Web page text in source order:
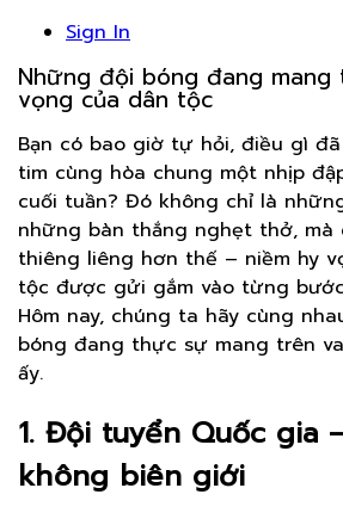
Sign In
Những đội bóng đang mang
vọng của dân tộc
Bạn có bao giờ tự hỏi, điều gì
tim cùng hòa chung một nhịp
cuối tuần? Đó không chỉ là
những bàn thắng nghẹt thở, mà
thiêng liêng hơn thế – niềm hy
tộc được gửi gắm vào từng
Hôm nay, chúng ta hãy cùng
bóng đang thực sự mang trên
ấy.
1. Đội tuyển Quốc gia
không biên giới